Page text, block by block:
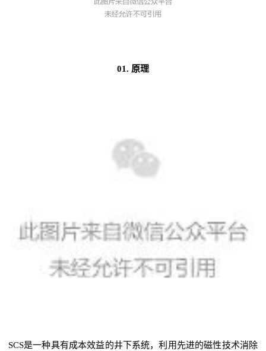
01. 原理
SCS是一种具有成本效益的井下系统，利用先进的磁性技术消除